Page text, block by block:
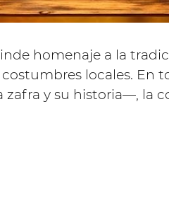
homenaje a la
locales. En
y su historia—, la